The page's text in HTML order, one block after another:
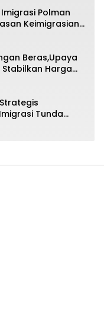
Polman
Keimigrasian
disemua Daerah
Beras,Upaya
Harga
Tunda